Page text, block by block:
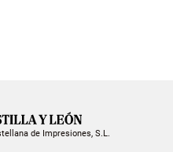
de Impresiones, S.L.